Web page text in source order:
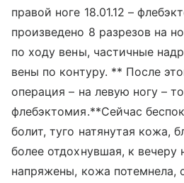
правой ноге 18.01.12 –
произведено 8 разрезов на
по ходу вены, частичные
вены по контуру. ** После
операция – на левую ногу –
флебэктомия.**Сейчас
болит, туго натянутая кожа,
более отдохнувшая, к
напряжены, кожа потемнела,